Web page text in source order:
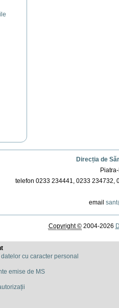
Direcția de
Piatra-
telefon 0233 234441, 0233 234732,
email
Copyright ©2004-2026
datelor cu caracter personal
emise de MS